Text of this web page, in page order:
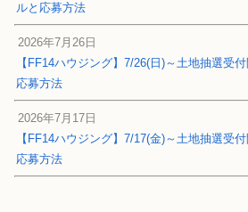
ルと応募方法
2026年7月26日
【FF14ハウジング】7/26(日)～土地抽選受
応募方法
2026年7月17日
【FF14ハウジング】7/17(金)～土地抽選受
応募方法